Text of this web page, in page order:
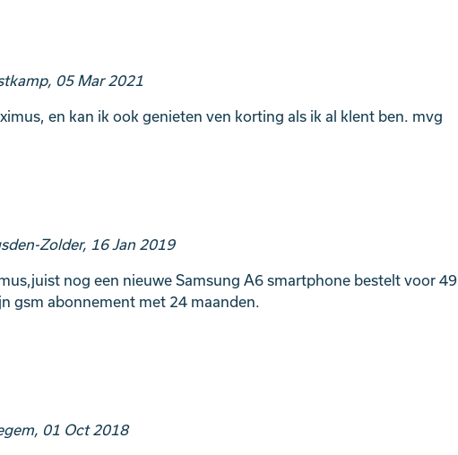
05 Mar 2021
en kan ik ook genieten ven korting als ik al klent ben. mvg
Zolder, 16 Jan 2019
nog een nieuwe Samsung A6 smartphone bestelt voor 49
gsm abonnement met 24 maanden.
01 Oct 2018